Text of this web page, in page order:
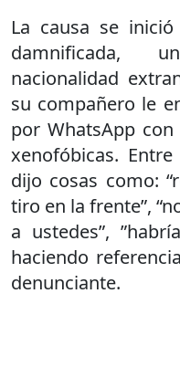
La causa se
damnificada,
nacionalidad
su compañero le
por WhatsApp
xenofóbicas.
dijo cosas como:
tiro en la frente”,
a ustedes”,
haciendo
denunciante.